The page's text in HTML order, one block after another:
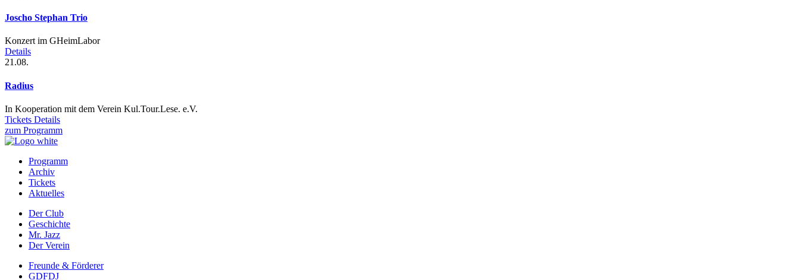
Joscho Stephan Trio
Konzert im GHeimLabor
Details
21.08.
Radius
In Kooperation mit dem Verein Kul.Tour.Lese. e.V.
Tickets Details
zum Programm
Prefooter
Programm
Archiv
Tickets
Aktuelles
Prefooter
Der Club
Geschichte
Mr. Jazz
Der Verein
Freunde & Förderer
GDFDJ